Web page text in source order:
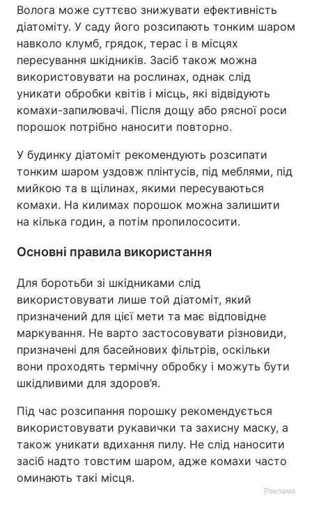
Волога може суттєво знижувати ефективність
діатоміту. У саду його розсипають тонким шаром
навколо клумб, грядок, терас і в місцях
пересування шкідників. Засіб також можна
використовувати на рослинах, однак слід
уникати обробки квітів і місць, які відвідують
комахи-запилювачі. Після дощу або рясної роси
порошок потрібно наносити повторно.
У будинку діатоміт рекомендують розсипати
тонким шаром уздовж плінтусів, під меблями, під
мийкою та в щілинах, якими пересуваються
комахи. На килимах порошок можна залишити
на кілька годин, а потім пропилососити.
Основні правила використання
Для боротьби зі шкідниками слід
використовувати лише той діатоміт, який
призначений для цієї мети та має відповідне
маркування. Не варто застосовувати різновиди,
призначені для басейнових фільтрів, оскільки
вони проходять термічну обробку і можуть бути
шкідливими для здоров’я.
Під час розсипання порошку рекомендується
використовувати рукавички та захисну маску, а
також уникати вдихання пилу. Не слід наносити
засіб надто товстим шаром, адже комахи часто
оминають такі місця.
Реклама